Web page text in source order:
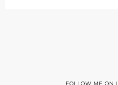
FOLLOW ME ON